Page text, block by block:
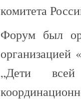
комитета
Форум был
организацией
„Дети всей